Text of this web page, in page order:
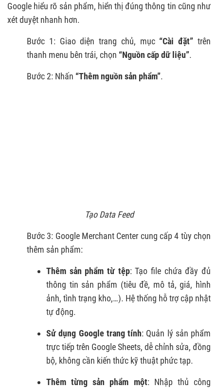
Google hiểu rõ sản phẩm, hiển thị đúng thông tin cũng như
xét duyệt nhanh hơn.
Bước 1: Giao diện trang chủ, mục “Cài đặt” trên
thanh menu bên trái, chọn “Nguồn cấp dữ liệu”.
Bước 2: Nhấn “Thêm nguồn sản phẩm”.
Tạo Data Feed
Bước 3: Google Merchant Center cung cấp 4 tùy chọn
thêm sản phẩm:
Thêm sản phẩm từ tệp: Tạo file chứa đầy đủ
thông tin sản phẩm (tiêu đề, mô tả, giá, hình
ảnh, tình trạng kho,…). Hệ thống hỗ trợ cập nhật
tự động.
Sử dụng Google trang tính: Quản lý sản phẩm
trực tiếp trên Google Sheets, dễ chỉnh sửa, đồng
bộ, không cần kiến thức kỹ thuật phức tạp.
Thêm từng sản phẩm một: Nhập thủ công